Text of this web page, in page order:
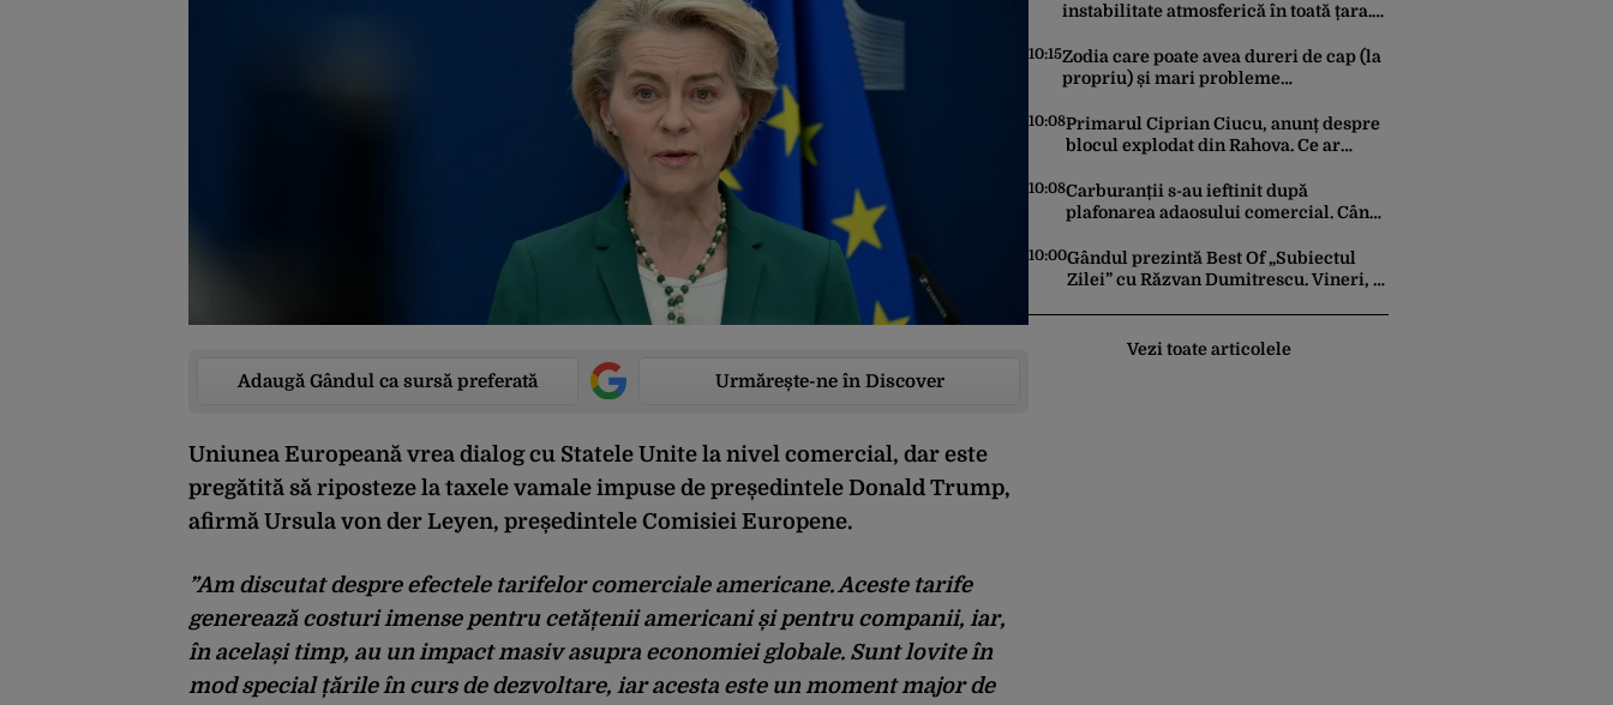
Adaugă Gândul ca sursă preferată Urmărește-ne în Discover
Uniunea Europeană vrea dialog cu Statele Unite la nivel comercial, dar este
pregătită să riposteze la taxele vamale impuse de președintele Donald Trump,
afirmă Ursula von der Leyen, președintele Comisiei Europene.
”Am discutat despre efectele tarifelor comerciale americane. Aceste tarife
generează costuri imense pentru cetățenii americani și pentru companii, iar,
în același timp, au un impact masiv asupra economiei globale. Sunt lovite în
mod special țările în curs de dezvoltare, iar acesta este un moment major de
instabilitate atmosferică în toată țara.
vin vijeliile
10:15Zodia care poate avea dureri de cap (la
propriu) și mari probleme
Avertismentul experților în astrologie
10:08Primarul Ciprian Ciucu, anunț despre
blocul explodat din Rahova. Ce ar
rămași pe drumuri
10:08Carburanții s-au ieftinit după
plafonarea adaosului comercial. Când
10:00Gândul prezintă Best Of „Subiectul
Zilei” cu Răzvan Dumitrescu. Vineri, 7
Vezi toate articolele